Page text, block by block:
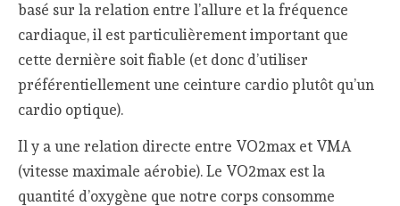
basé sur la relation entre l’allure et la fréquence
cardiaque, il est particulièrement important que
cette dernière soit fiable (et donc d’utiliser
préférentiellement une ceinture cardio plutôt qu’un
cardio optique).
Il y a une relation directe entre VO2max et VMA
(vitesse maximale aérobie). Le VO2max est la
quantité d’oxygène que notre corps consomme